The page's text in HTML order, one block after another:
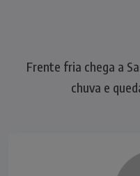
Frente fria chega a
chuva e